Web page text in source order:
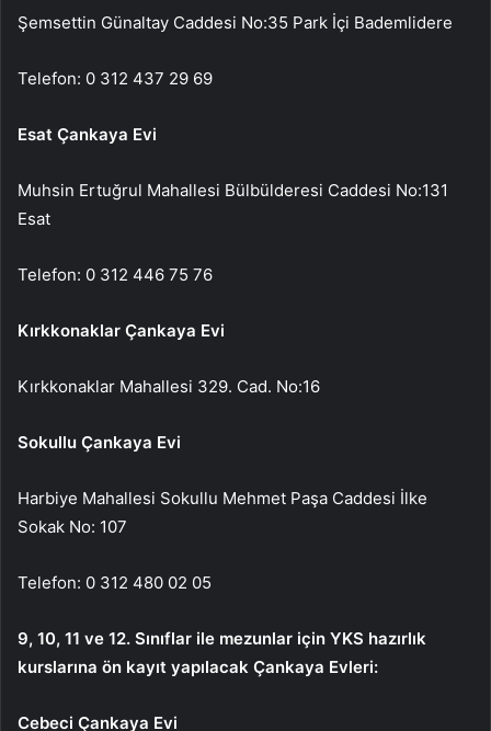
Şemsettin Günaltay Caddesi No:35 Park İçi Bademlidere
Telefon: 0 312 437 29 69
Esat Çankaya Evi
Muhsin Ertuğrul Mahallesi Bülbülderesi Caddesi No:131
Esat
Telefon: 0 312 446 75 76
Kırkkonaklar Çankaya Evi
Kırkkonaklar Mahallesi 329. Cad. No:16
Sokullu Çankaya Evi
Harbiye Mahallesi Sokullu Mehmet Paşa Caddesi İlke
Sokak No: 107
Telefon: 0 312 480 02 05
9, 10, 11 ve 12. Sınıflar ile mezunlar için YKS hazırlık
kurslarına ön kayıt yapılacak Çankaya Evleri:
Cebeci Çankaya Evi